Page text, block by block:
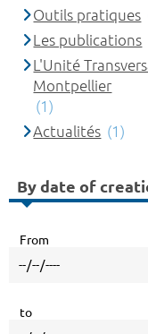
Outils pratiques
Les publications
L'Unité
Montpellier
(1)
Actualités (1)
By date of
From
to